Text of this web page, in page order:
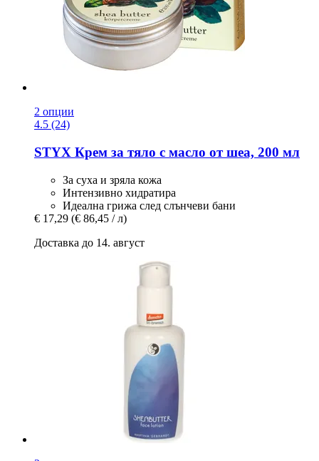
2 опции
4.5 (24)
STYX Крем за тяло с масло от шеа, 200 мл
За суха и зряла кожа
Интензивно хидратира
Идеална грижа след слънчеви бани
€ 17,29 (€ 86,45 / л)
Доставка до 14. август